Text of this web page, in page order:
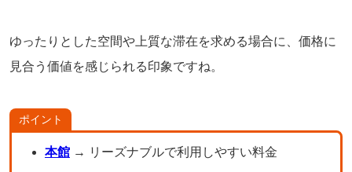
ゆったりとした空間や上質な滞在を求める場合に、価格に
見合う価値を感じられる印象ですね。
ポイント
本館→ リーズナブルで利用しやすい料金